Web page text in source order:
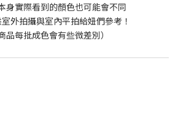
身實際看到的顏色也可能會不同
外拍攝與室內平拍給妞們參考！
品每批成色會有些微差別）